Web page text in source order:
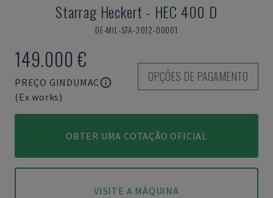
Starrag Heckert - HEC 400 D
DE-MIL-STA-2012-00001
149.000 €
PREÇO GINDUMAC
(Ex works)
OPÇÕES DE PAGAMENTO
OBTER UMA COTAÇÃO OFICIAL
VISITE A MÁQUINA